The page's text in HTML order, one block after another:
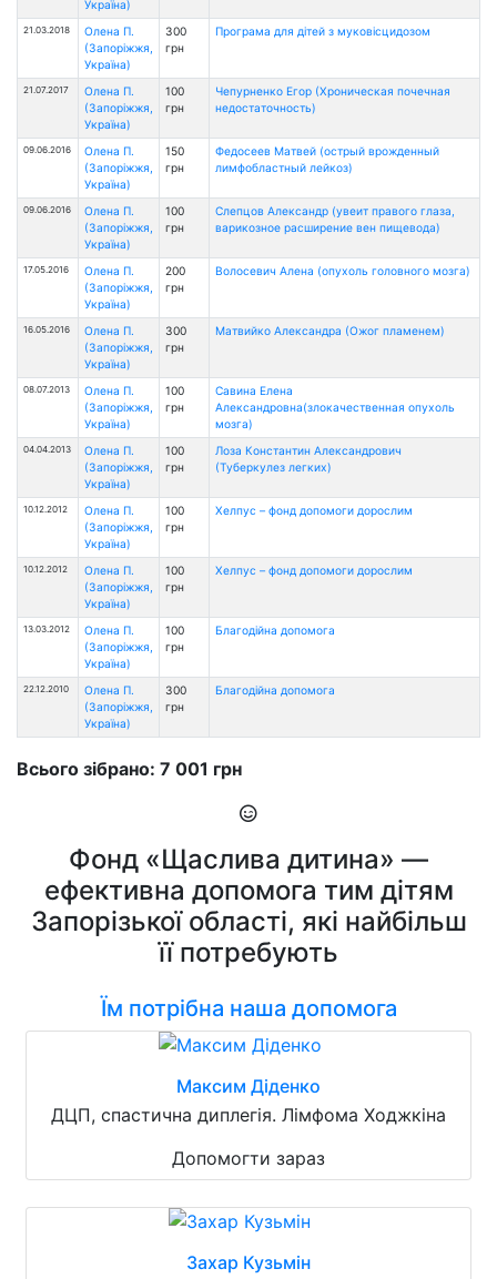
Україна)
21.03.2018
Олена П.
(Запоріжжя,
Україна)
300
грн
Програма для дітей з муковісцидозом
21.07.2017
Олена П.
(Запоріжжя,
Україна)
100
грн
Чепурненко Егор (Хроническая почечная
недостаточность)
09.06.2016
Олена П.
(Запоріжжя,
Україна)
150
грн
Федосеев Матвей (острый врожденный
лимфобластный лейкоз)
09.06.2016
Олена П.
(Запоріжжя,
Україна)
100
грн
Слепцов Александр (увеит правого глаза,
варикозное расширение вен пищевода)
17.05.2016
Олена П.
(Запоріжжя,
Україна)
200
грн
Волосевич Алена (oпухоль головного мозга)
16.05.2016
Олена П.
(Запоріжжя,
Україна)
300
грн
Матвийко Александра (Ожог пламенем)
08.07.2013
Олена П.
(Запоріжжя,
Україна)
100
грн
Савина Елена
Александровна(злокачественная опухоль
мозга)
04.04.2013
Олена П.
(Запоріжжя,
Україна)
100
грн
Лоза Константин Александрович
(Туберкулез легких)
10.12.2012
Олена П.
(Запоріжжя,
Україна)
100
грн
Хелпус – фонд допомоги дорослим
10.12.2012
Олена П.
(Запоріжжя,
Україна)
100
грн
Хелпус – фонд допомоги дорослим
13.03.2012
Олена П.
(Запоріжжя,
Україна)
100
грн
Благодійна допомога
22.12.2010
Олена П.
(Запоріжжя,
Україна)
300
грн
Благодійна допомога
Всього зібрано: 7 001 грн
Фонд «Щаслива дитина» —
ефективна допомога тим дітям
Запорізької області, які найбільш
її потребують
Їм потрібна наша допомога
Максим Діденко
ДЦП, спастична диплегія. Лімфома Ходжкіна
Допомогти зараз
Захар Кузьмін